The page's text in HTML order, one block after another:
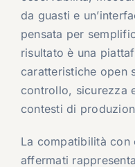
da guasti e
pensata per
risultato è una
caratteristiche open
controllo, sicurezza
contesti di
La compatibilità con
affermati